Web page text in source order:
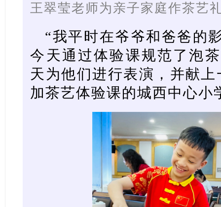
王翠莹老师为亲子家庭作茶艺
“我平时在爷爷和爸爸的
今天通过体验课规范了泡
天为他们进行表演，并献
加茶艺体验课的城西中心小